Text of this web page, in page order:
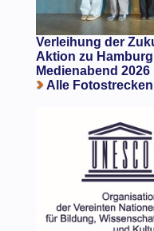
Verleihung der
Aktion zu
Medienabend 2026|
Alle Fotostrecken